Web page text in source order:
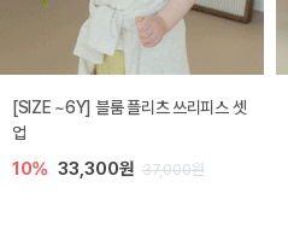
[SIZE ~6Y] 블룸 플리츠 쓰리피스 셋
업
10% 33,300원 37,000원